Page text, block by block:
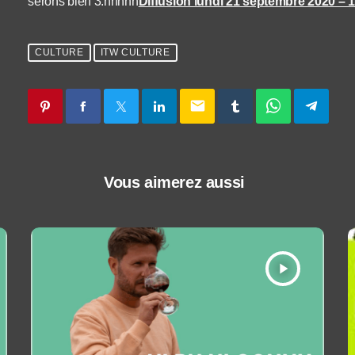
CULTURE ITW CULTURE
email
Vous aimerez aussi
play_arrow